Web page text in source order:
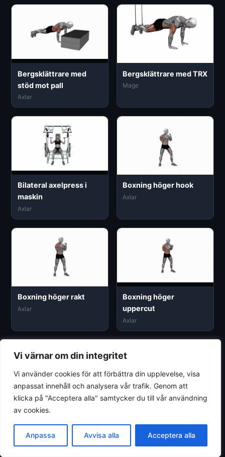
Vi värnar om din integritet
Vi använder cookies för att förbättra din upplevelse, visa
anpassat innehåll och analysera vår trafik. Genom att
klicka på "Acceptera alla" samtycker du till vår användning
av cookies.
Anpassa Avvisa alla Acceptera alla
Bergsklättrare med
stöd mot pall
Axlar
Bergsklättrare med TRX
Mage
Bilateral axelpress i
maskin
Axlar
Boxning höger hook
Axlar
Boxning höger rakt
Axlar
Boxning höger
uppercut
Axlar
Boxning vänster hook